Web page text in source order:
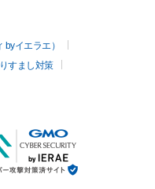
イエラエ）
すまし対策